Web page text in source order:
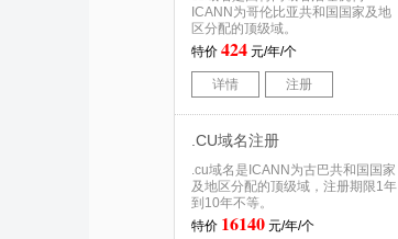
ICANN为哥伦比亚共和国国家及地
区分配的顶级域。
特价 424 元/年/个
详情 注册
.CU域名注册
.cu域名是ICANN为古巴共和国国家
及地区分配的顶级域，注册期限1年
到10年不等。
特价 16140 元/年/个